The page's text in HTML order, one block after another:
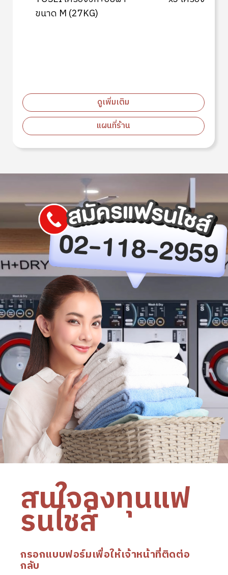
ขนาด M (27KG)
ดูเพิ่มเติม
แผนที่ร้าน
Image
สนใจลงทุนแฟ
รนไชส์
กรอกแบบฟอร์มเพื่อให้เจ้าหน้าที่ติดต่อ
กลับ